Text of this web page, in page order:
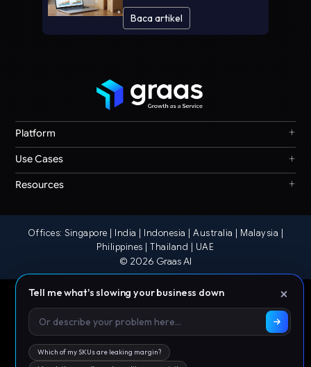
Baca artikel
+
Platform
Graas Agent Foundry +
Use Cases
Search & Discovery
Storefront Ops
+
Resources
Terms
Our Story
© 2026 Graas AI
Offices: Singapore | India | Indonesia | Australia | Malaysia |
Philippines | Thailand | UAE
×
Tell me what's slowing your business down
Which of my SKUs are leaking margin?